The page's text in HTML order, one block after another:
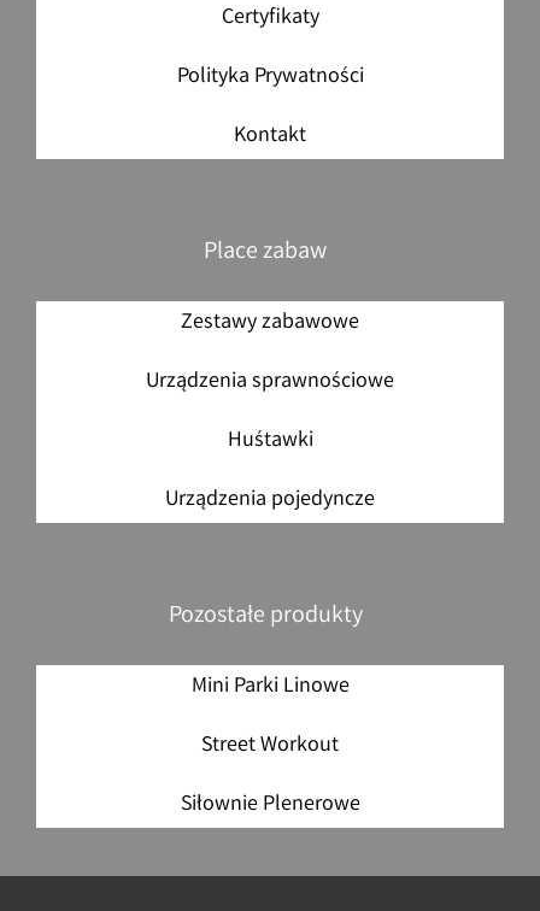
Certyfikaty
Polityka Prywatności
Kontakt
Place zabaw
Zestawy zabawowe
Urządzenia sprawnościowe
Huśtawki
Urządzenia pojedyncze
Pozostałe produkty
Mini Parki Linowe
Street Workout
Siłownie Plenerowe